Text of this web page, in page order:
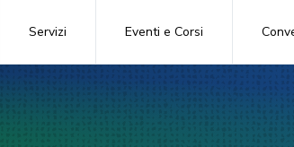
Servizi Eventi e Corsi